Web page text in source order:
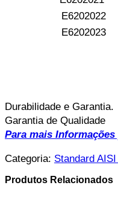
E6202022
E6202023
Durabilidade e Garantia.
Garantia de Qualidade
Para mais
Categoria: Standard
Produtos Relacionados